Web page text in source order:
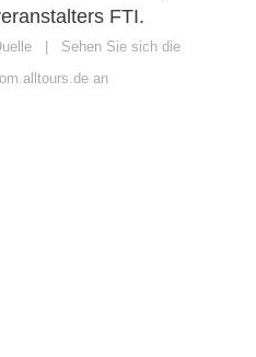
FTI.
Sehen Sie sich die
an